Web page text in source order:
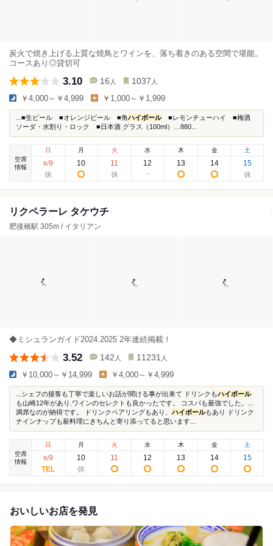
炭火で焼き上げる上質な焼鳥とワインを、落ち着きのある空間で堪能。
コースあり◎貸切可
3.10 16 人 1037 人
￥4,000～￥4,999 ￥1,000～￥1,999
...■生ビール ■オレンジビール ■角ハイボール■レモンチューハイ ■梅酒
ソーダ・水割り・ロック ■日本酒 グラス（100ml）…880...
空席
情報
日
8/9
月
10
火
11
水
12
木
13
金
14
土
15
リクペラーレ タケウチ
肥後橋駅 305m / イタリアン
◆ミシュランガイド2024.2025 2年連続掲載！
3.52 142 人 11231 人
￥10,000～￥14,999 ￥4,000～￥4,999
...シェフの接客も丁寧で楽しいお話が聞ける事が出来て ドリンクもハイボール
も山崎12年があり.ワインのセレクトも良かったです。 コスパも最強でした。...
満席なのが納得です。 ドリンクペアリングもあり、 ハイボールもあり ドリンク
ナインナップも薪料理にきちんと寄り添ってると思います...
空席
情報
日
8/9
月
10
火
11
水
12
木
13
金
14
土
15
おいしいお店を発見